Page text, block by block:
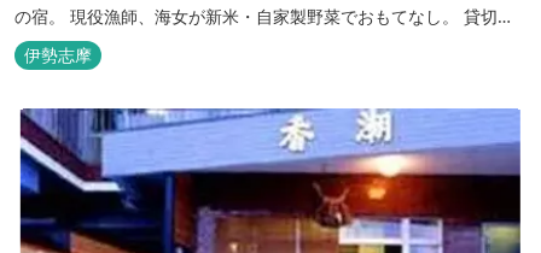
の宿。 現役漁師、海女が新米・自家製野菜でおもてなし。 貸切露
天風呂は４０分無料。
伊勢志摩